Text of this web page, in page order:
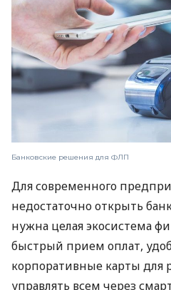
Банковские решения для ФЛП
Для современного
недостаточно открыть
нужна целая экосистема
быстрый прием оплат,
корпоративные карты для
управлять всем через